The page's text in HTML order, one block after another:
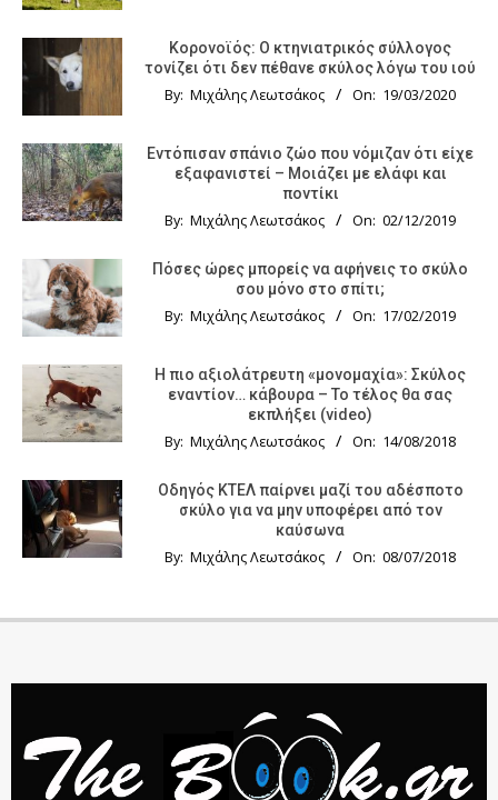
Κορονοϊός: Ο κτηνιατρικός σύλλογος
τονίζει ότι δεν πέθανε σκύλος λόγω του ιού
By: Μιχάλης Λεωτσάκος On: 19/03/2020
Εντόπισαν σπάνιο ζώο που νόμιζαν ότι είχε
εξαφανιστεί – Μοιάζει με ελάφι και
ποντίκι
By: Μιχάλης Λεωτσάκος On: 02/12/2019
Πόσες ώρες μπορείς να αφήνεις το σκύλο
σου μόνο στο σπίτι;
By: Μιχάλης Λεωτσάκος On: 17/02/2019
Η πιο αξιολάτρευτη «μονομαχία»: Σκύλος
εναντίον… κάβουρα – Το τέλος θα σας
εκπλήξει (video)
By: Μιχάλης Λεωτσάκος On: 14/08/2018
Οδηγός KTΕΛ παίρνει μαζί του αδέσποτο
σκύλο για να μην υποφέρει από τον
καύσωνα
By: Μιχάλης Λεωτσάκος On: 08/07/2018